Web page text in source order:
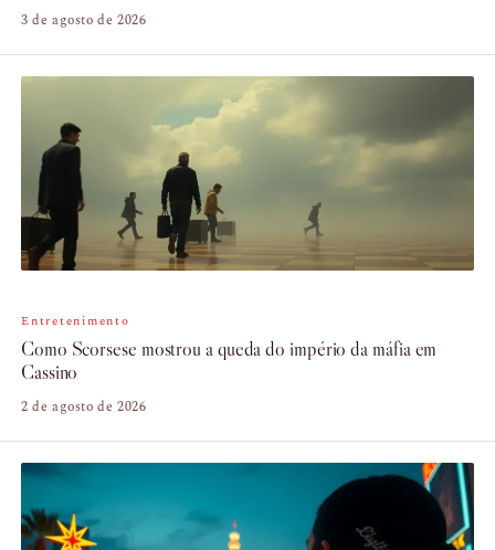
3 de agosto de 2026
Entretenimento
Como Scorsese mostrou a queda do império da máfia em
Cassino
2 de agosto de 2026